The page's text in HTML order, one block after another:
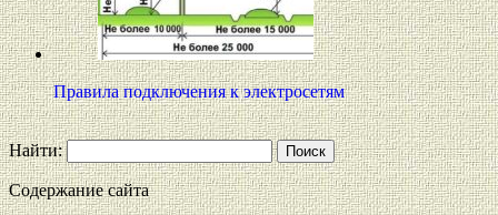
Правила подключения к электросетям
Найти:
Содержание сайта